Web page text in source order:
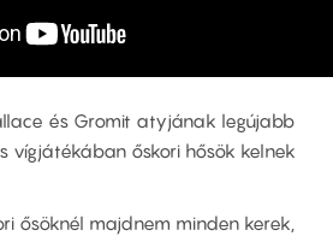
és Gromit atyjának legújabb
vígjátékában őskori hősök kelnek
ősöknél majdnem minden kerek,